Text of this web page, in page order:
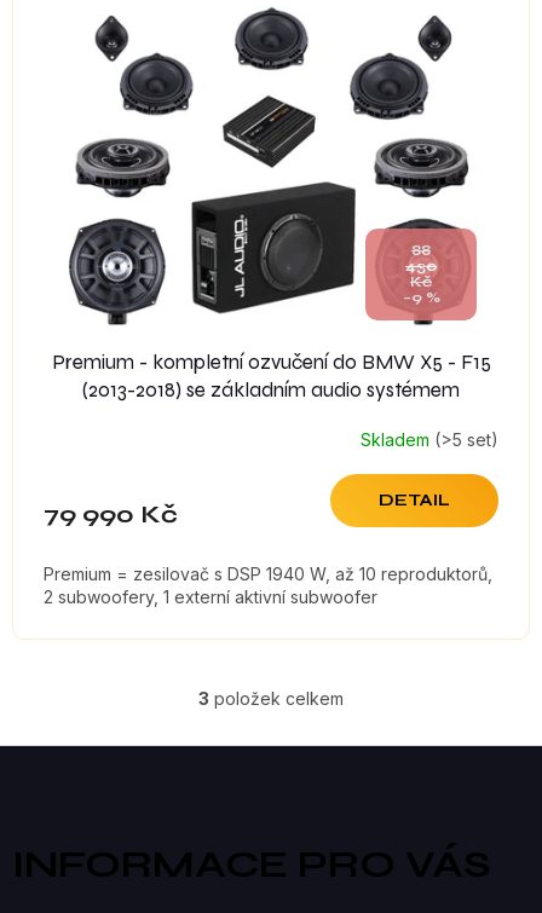
88
430
Kč
–9 %
Premium - kompletní ozvučení do BMW X5 - F15
(2013-2018) se základním audio systémem
Skladem (>5 set)
79 990 Kč DETAIL
Premium = zesilovač s DSP 1940 W, až 10 reproduktorů,
2 subwoofery, 1 externí aktivní subwoofer
O
V
Á
D
3 položek celkem
INFORMACE PRO VÁS